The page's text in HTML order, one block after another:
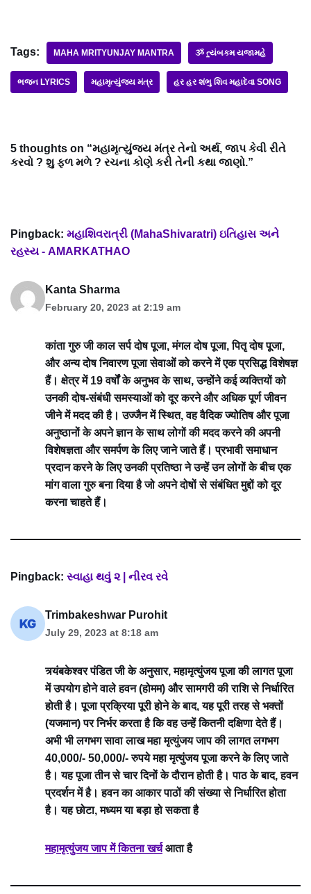
Tags: MAHA MRITYUNJAY MANTRA ૐ ત્ર્યંબકમ યજામહે
ભજન LYRICS મહામૃત્યુંજય મંત્ર હર હર શંભુ શિવ મહાદેવા SONG
5 thoughts on “મહામૃત્યુંજય મંત્ર તેનો અર્થ, જાપ કેવી રીતે
કરવો ? શુ ફળ મળે ? રચના કોણે કરી તેની કથા જાણો.”
Pingback: મહાશિવરાત્રી (MahaShivaratri) ઇતિહાસ અને
રહસ્ય - AMARKATHAO
Kanta Sharma
February 20, 2023 at 2:19 am
कांता गुरु जी काल सर्प दोष पूजा, मंगल दोष पूजा, पितृ दोष पूजा,
और अन्य दोष निवारण पूजा सेवाओं को करने में एक प्रसिद्ध विशेषज्ञ
हैं। क्षेत्र में 19 वर्षों के अनुभव के साथ, उन्होंने कई व्यक्तियों को
उनकी दोष-संबंधी समस्याओं को दूर करने और अधिक पूर्ण जीवन
जीने में मदद की है। उज्जैन में स्थित, वह वैदिक ज्योतिष और पूजा
अनुष्ठानों के अपने ज्ञान के साथ लोगों की मदद करने की अपनी
विशेषज्ञता और समर्पण के लिए जाने जाते हैं। प्रभावी समाधान
प्रदान करने के लिए उनकी प्रतिष्ठा ने उन्हें उन लोगों के बीच एक
मांग वाला गुरु बना दिया है जो अपने दोषों से संबंधित मुद्दों को दूर
करना चाहते हैं।
Pingback: સ્વાહા થવું ૨ | નીરવ રવે
Trimbakeshwar Purohit
July 29, 2023 at 8:18 am
त्र्यंबकेश्वर पंडित जी के अनुसार, महामृत्युंजय पूजा की लागत पूजा
में उपयोग होने वाले हवन (होमम) और सामगरी की राशि से निर्धारित
होती है। पूजा प्रक्रिया पूरी होने के बाद, यह पूरी तरह से भक्तों
(यजमान) पर निर्भर करता है कि वह उन्हें कितनी दक्षिणा देते हैं।
अभी भी लगभग सावा लाख महा मृत्युंजय जाप की लागत लगभग
40,000/- 50,000/- रुपये महा मृत्युंजय पूजा करने के लिए जाते
है। यह पूजा तीन से चार दिनों के दौरान होती है। पाठ के बाद, हवन
प्रदर्शन में है। हवन का आकार पाठों की संख्या से निर्धारित होता
है। यह छोटा, मध्यम या बड़ा हो सकता है
महामृत्युंजय जाप में कितना खर्चआता है